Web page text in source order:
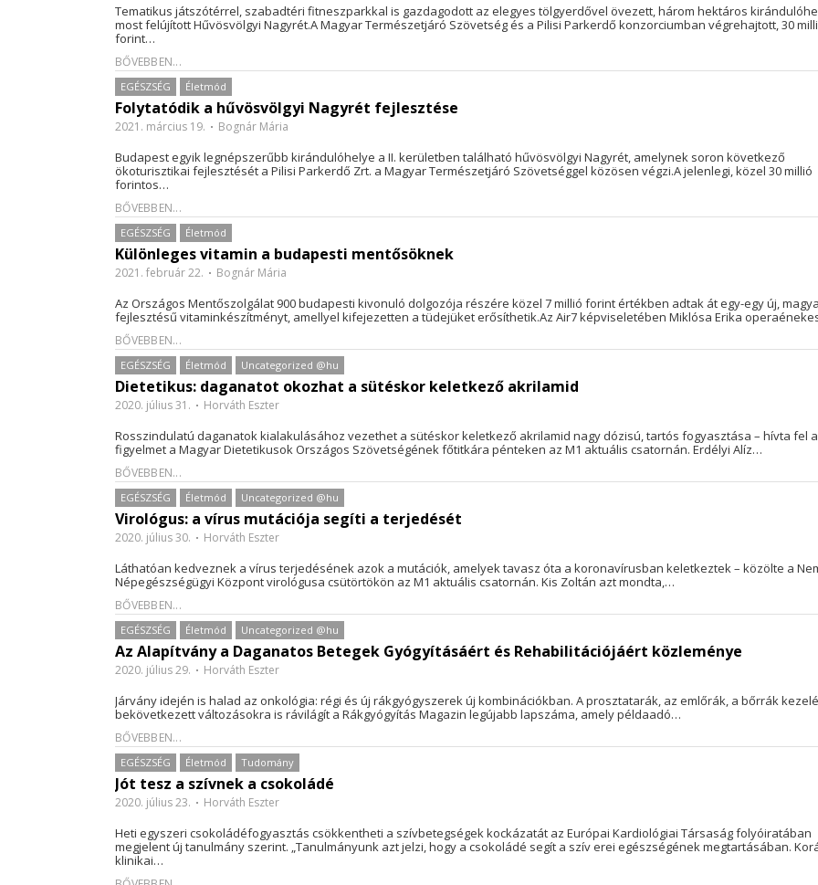
Tematikus játszótérrel, szabadtéri fitneszparkkal is gazdagodott az elegyes tölgyerdővel övezett, három hektáros
most felújított Hűvösvölgyi Nagyrét.A Magyar Természetjáró Szövetség és a Pilisi Parkerdő konzorciumban végrehajtott, 30
forint…
BŐVEBBEN...
EGÉSZSÉG Életmód
Folytatódik a hűvösvölgyi Nagyrét fejlesztése
2021. március 19. Bognár Mária
Budapest egyik legnépszerűbb kirándulóhelye a II. kerületben található hűvösvölgyi Nagyrét, amelynek soron következő
ökoturisztikai fejlesztését a Pilisi Parkerdő Zrt. a Magyar Természetjáró Szövetséggel közösen végzi.A jelenlegi, közel 30 millió
forintos…
BŐVEBBEN...
EGÉSZSÉG Életmód
Különleges vitamin a budapesti mentősöknek
2021. február 22. Bognár Mária
Az Országos Mentőszolgálat 900 budapesti kivonuló dolgozója részére közel 7 millió forint értékben adtak át egy-egy új,
fejlesztésű vitaminkészítményt, amellyel kifejezetten a tüdejüket erősíthetik.Az Air7 képviseletében Miklósa Erika
BŐVEBBEN...
EGÉSZSÉG Életmód Uncategorized @hu
Dietetikus: daganatot okozhat a sütéskor keletkező akrilamid
2020. július 31. Horváth Eszter
Rosszindulatú daganatok kialakulásához vezethet a sütéskor keletkező akrilamid nagy dózisú, tartós fogyasztása – hívta fel a
figyelmet a Magyar Dietetikusok Országos Szövetségének főtitkára pénteken az M1 aktuális csatornán. Erdélyi Alíz…
BŐVEBBEN...
EGÉSZSÉG Életmód Uncategorized @hu
Virológus: a vírus mutációja segíti a terjedését
2020. július 30. Horváth Eszter
Láthatóan kedveznek a vírus terjedésének azok a mutációk, amelyek tavasz óta a koronavírusban keletkeztek – közölte a
Népegészségügyi Központ virológusa csütörtökön az M1 aktuális csatornán. Kis Zoltán azt mondta,…
BŐVEBBEN...
EGÉSZSÉG Életmód Uncategorized @hu
Az Alapítvány a Daganatos Betegek Gyógyításáért és Rehabilitációjáért közleménye
2020. július 29. Horváth Eszter
Járvány idején is halad az onkológia: régi és új rákgyógyszerek új kombinációkban. A prosztatarák, az emlőrák, a bőrrák
bekövetkezett változásokra is rávilágít a Rákgyógyítás Magazin legújabb lapszáma, amely példaadó…
BŐVEBBEN...
EGÉSZSÉG Életmód Tudomány
Jót tesz a szívnek a csokoládé
2020. július 23. Horváth Eszter
Heti egyszeri csokoládéfogyasztás csökkentheti a szívbetegségek kockázatát az Európai Kardiológiai Társaság folyóiratában
megjelent új tanulmány szerint. „Tanulmányunk azt jelzi, hogy a csokoládé segít a szív erei egészségének megtartásában.
klinikai…